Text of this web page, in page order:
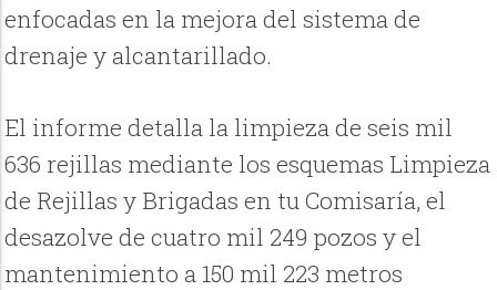
enfocadas en la mejora del sistema de
drenaje y alcantarillado.
El informe detalla la limpieza de seis mil
636 rejillas mediante los esquemas Limpieza
de Rejillas y Brigadas en tu Comisaría, el
desazolve de cuatro mil 249 pozos y el
mantenimiento a 150 mil 223 metros